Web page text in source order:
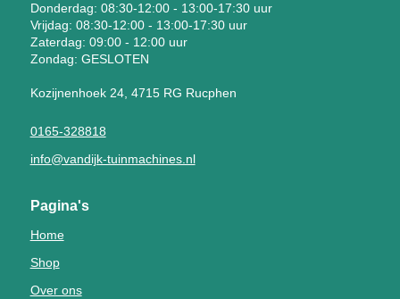
Donderdag: 08:30-12:00 - 13:00-17:30 uur
Vrijdag: 08:30-12:00 - 13:00-17:30 uur
Zaterdag: 09:00 - 12:00 uur
Zondag: GESLOTEN
Kozijnenhoek 24, 4715 RG Rucphen
0165-328818
info@vandijk-tuinmachines.nl
Pagina's
Home
Shop
Over ons